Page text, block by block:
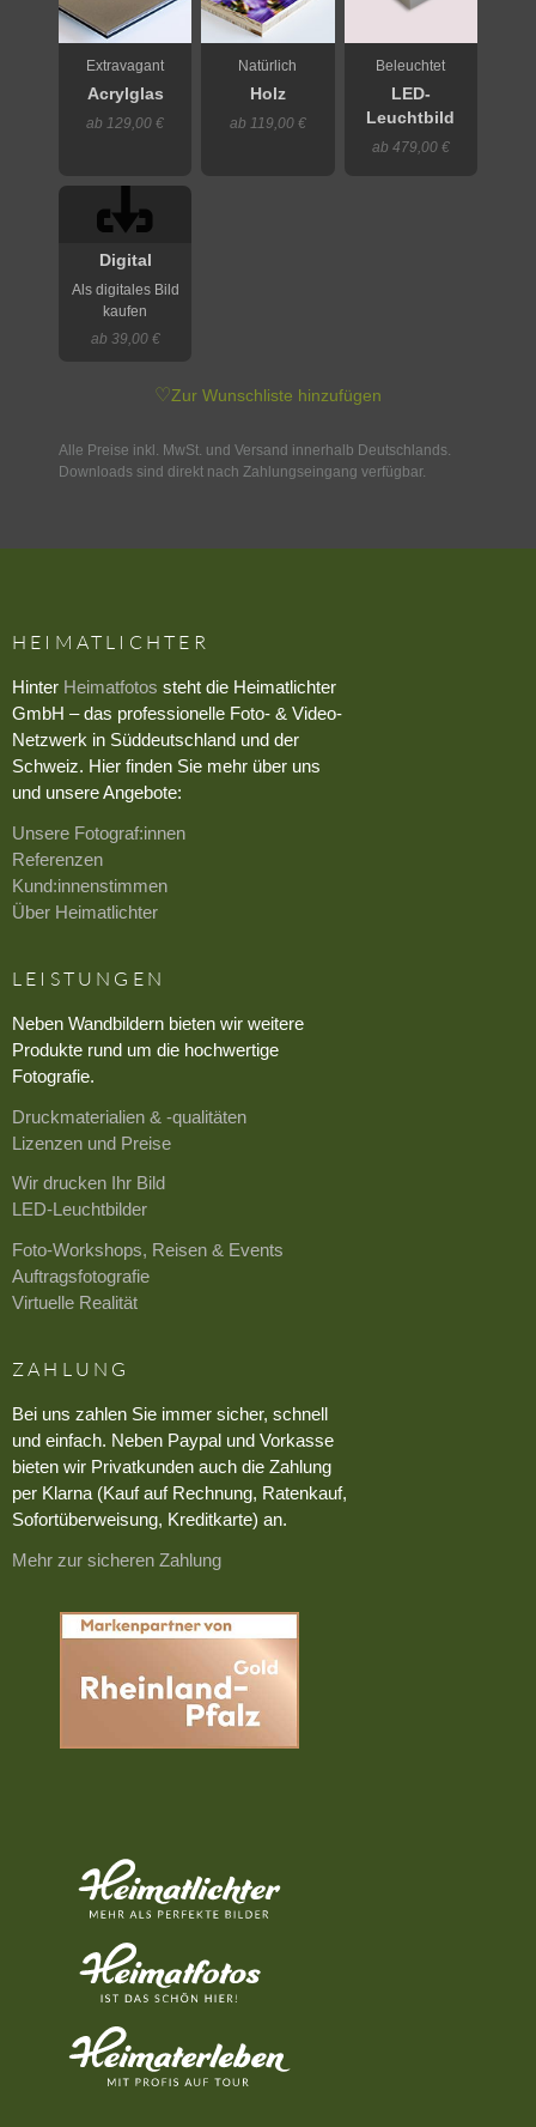
Extravagant
Acrylglas
ab 129,00 €
Natürlich
Holz
ab 119,00 €
Beleuchtet
LED-
Leuchtbild
ab 479,00 €
Digital
Als digitales Bild
kaufen
ab 39,00 €
♡Zur Wunschliste hinzufügen
Alle Preise inkl. MwSt. und Versand innerhalb Deutschlands.
Downloads sind direkt nach Zahlungseingang verfügbar.
HEIMATLICHTER
Hinter Heimatfotos steht die Heimatlichter
GmbH – das professionelle Foto- & Video-
Netzwerk in Süddeutschland und der
Schweiz. Hier finden Sie mehr über uns
und unsere Angebote:
Unsere Fotograf:innen
Referenzen
Kund:innenstimmen
Über Heimatlichter
LEISTUNGEN
Neben Wandbildern bieten wir weitere
Produkte rund um die hochwertige
Fotografie.
Druckmaterialien & -qualitäten
Lizenzen und Preise
Wir drucken Ihr Bild
LED-Leuchtbilder
Foto-Workshops, Reisen & Events
Auftragsfotografie
Virtuelle Realität
ZAHLUNG
Bei uns zahlen Sie immer sicher, schnell
und einfach. Neben Paypal und Vorkasse
bieten wir Privatkunden auch die Zahlung
per Klarna (Kauf auf Rechnung, Ratenkauf,
Sofortüberweisung, Kreditkarte) an.
Mehr zur sicheren Zahlung